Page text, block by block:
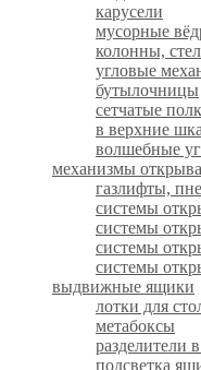
карусели
мусорные
колонны,
угловые
бутылочницы
сетчатые
в верхние
волшебные
механизмы
газлифты,
системы
системы
системы
системы
выдвижные ящики
лотки для
метабоксы
разделители
подсветка